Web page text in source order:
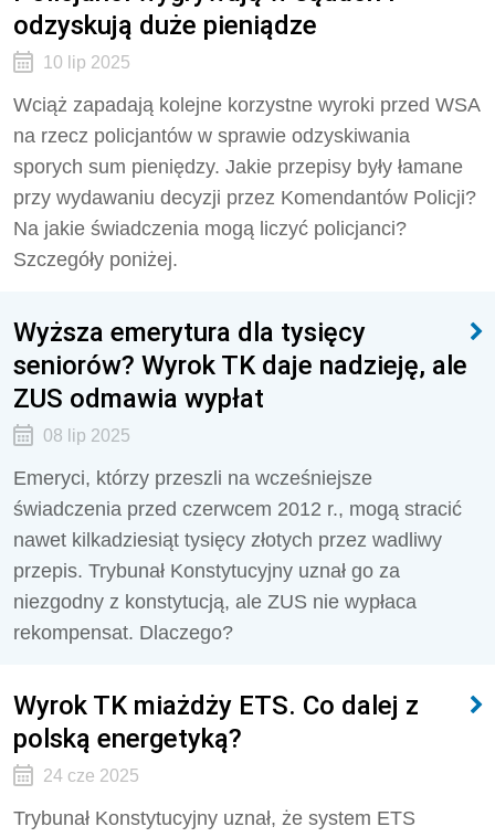
odzyskują duże pieniądze
10 lip 2025
Wciąż zapadają kolejne korzystne wyroki przed WSA
na rzecz policjantów w sprawie odzyskiwania
sporych sum pieniędzy. Jakie przepisy były łamane
przy wydawaniu decyzji przez Komendantów Policji?
Na jakie świadczenia mogą liczyć policjanci?
Szczegóły poniżej.
Wyższa emerytura dla tysięcy
seniorów? Wyrok TK daje nadzieję, ale
ZUS odmawia wypłat
08 lip 2025
Emeryci, którzy przeszli na wcześniejsze
świadczenia przed czerwcem 2012 r., mogą stracić
nawet kilkadziesiąt tysięcy złotych przez wadliwy
przepis. Trybunał Konstytucyjny uznał go za
niezgodny z konstytucją, ale ZUS nie wypłaca
rekompensat. Dlaczego?
Wyrok TK miażdży ETS. Co dalej z
polską energetyką?
24 cze 2025
Trybunał Konstytucyjny uznał, że system ETS